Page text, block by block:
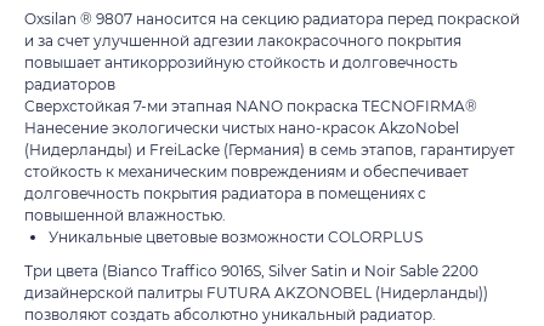
Oxsilan ® 9807 наносится на секцию радиатора перед покраской
и за счет улучшенной адгезии лакокрасочного покрытия
повышает антикоррозийную стойкость и долговечность
радиаторов
Сверхстойкая 7-ми этапная NANO покраска TECNOFIRMA®
Нанесение экологически чистых нано-красок AkzoNobel
(Нидерланды) и FreiLacke (Германия) в семь этапов, гарантирует
стойкость к механическим повреждениям и обеспечивает
долговечность покрытия радиатора в помещениях с
повышенной влажностью.
Уникальные цветовые возможности COLORPLUS
Три цвета (Bianco Traffico 9016S, Silver Satin и Noir Sable 2200
дизайнерской палитры FUTURA AKZONOBEL (Нидерланды))
позволяют создать абсолютно уникальный радиатор.
Каталог О компании Акции